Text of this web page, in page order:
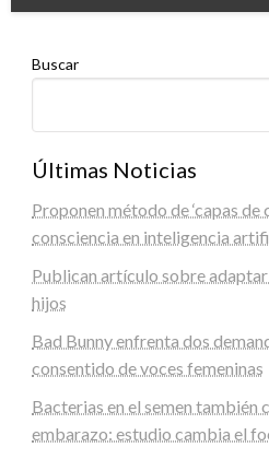
Buscar
Últimas Noticias
Proponen método de ‘capas
consciencia en inteligencia
Publican artículo sobre adaptar
hijos
Bad Bunny enfrenta dos
consentido de voces femeninas
Bacterias en el semen también
embarazo: estudio cambia el